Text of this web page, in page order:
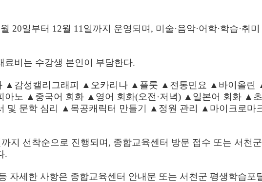
월 20일부터 12월 11 일까지 운영되며, 미술·음악·어학·학습·취
료비는 수강생 본인이 부담한다.
▲ 감성캘리그래피 ▲ 오카리나 ▲ 플룻 ▲ 전통민요 ▲ 바이올린
아노 ▲ 중국어 회화 ▲ 영어 회화(오전 ·저녁) ▲ 일본어 회화 ▲
및 문학 심리 ▲ 목공캐릭터 만들기 ▲ 정원 관리 ▲ 마이크로마
지 선착순으로 진행되며, 종합교육센터 방문 접수 또는 서천
.
자세한 사항은 종합교육센터 안내문 또는 서천군 평생학습포